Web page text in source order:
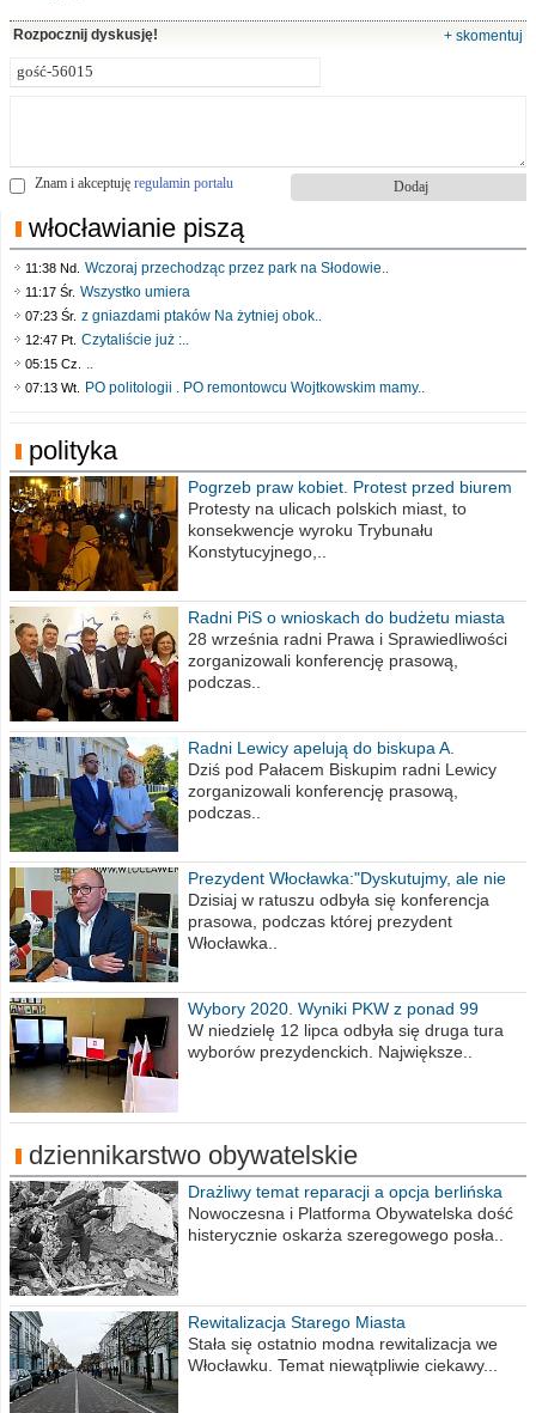
Rozpocznij dyskusję! + skomentuj
Znam i akceptuję regulamin portalu
włocławianie piszą
11:38 Nd. Wczoraj przechodząc przez park na Słodowie..
11:17 Śr. Wszystko umiera
07:23 Śr. z gniazdami ptaków Na żytniej obok..
12:47 Pt. Czytaliście już :..
05:15 Cz. ..
07:13 Wt. PO politologii . PO remontowcu Wojtkowskim mamy..
polityka
Pogrzeb praw kobiet. Protest przed biurem
poselskim PiS
Protesty na ulicach polskich miast, to
konsekwencje wyroku Trybunału
Konstytucyjnego,..
Radni PiS o wnioskach do budżetu miasta
na 2021 rok
28 września radni Prawa i Sprawiedliwości
zorganizowali konferencję prasową,
podczas..
Radni Lewicy apelują do biskupa A.
Wiesława Meringa
Dziś pod Pałacem Biskupim radni Lewicy
zorganizowali konferencję prasową,
podczas..
Prezydent Włocławka:"Dyskutujmy, ale nie
obrażajmy się”
Dzisiaj w ratuszu odbyła się konferencja
prasowa, podczas której prezydent
Włocławka..
Wybory 2020. Wyniki PKW z ponad 99
procent obwodów
W niedzielę 12 lipca odbyła się druga tura
wyborów prezydenckich. Największe..
dziennikarstwo obywatelskie
Drażliwy temat reparacji a opcja berlińska
Nowoczesna i Platforma Obywatelska dość
histerycznie oskarża szeregowego posła..
Rewitalizacja Starego Miasta
Stała się ostatnio modna rewitalizacja we
Włocławku. Temat niewątpliwie ciekawy...